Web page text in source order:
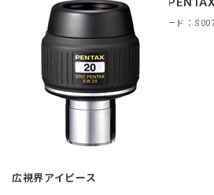
商品コード：
広視界アイピース